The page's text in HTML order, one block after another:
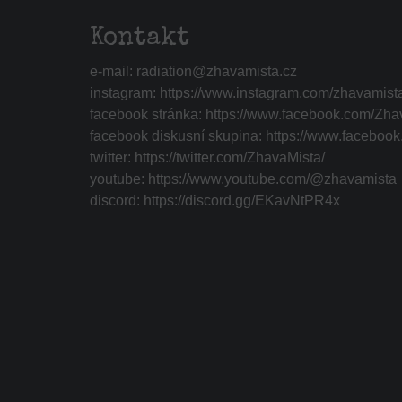
Kontakt
e-mail: radiation@zhavamista.cz
instagram: https://www.instagram.com/
facebook stránka: https://www.facebook.com/
facebook diskusní skupina: https://
twitter: https://twitter.com/ZhavaMista/
youtube: https://www.youtube.com/@zhavamista
discord: https://discord.gg/EKavNtPR4x